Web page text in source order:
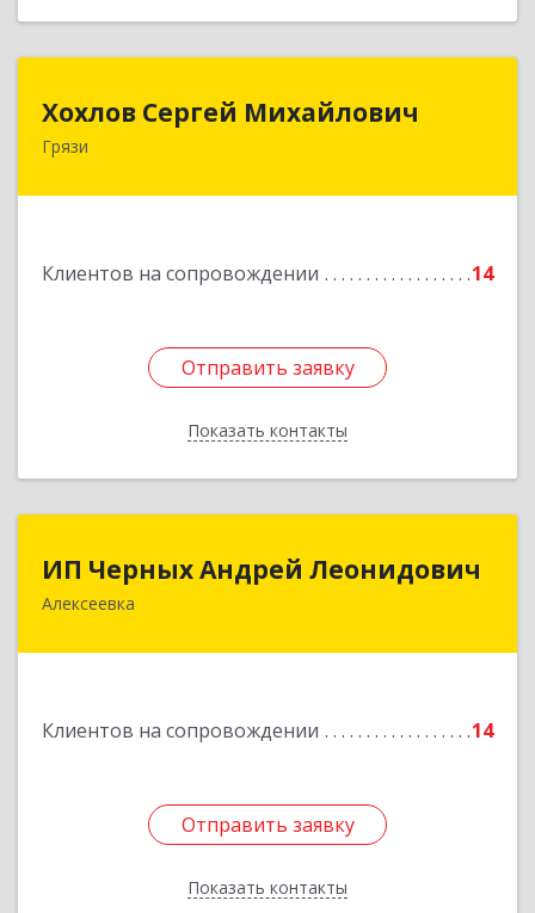
Хохлов Сергей Михайлович
Грязи
Клиентов на сопровождении 14
Отправить заявку
Показать контакты
Хохлов Сергей Михайлович
Отправить заявку
Назад
ИП Черных Андрей Леонидович
Алексеевка
Клиентов на сопровождении 14
Отправить заявку
Показать контакты
ИП Черных Андрей Леонидович
309850, Белгородская обл, Алексеевский р-н,
Отправить заявку
Назад